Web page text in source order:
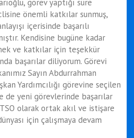
görev yaptığı süre
önemli katkılar sunmuş,
içerisinde başarılı
Kendisine bugüne kadar
ve katkılar için teşekkür
başarılar diliyorum. Görevi
Sayın Abdurrahman
Yardımcılığı görevine seçilen
de yeni görevlerinde başarılar
olarak ortak akıl ve istişare
için çalışmaya devam